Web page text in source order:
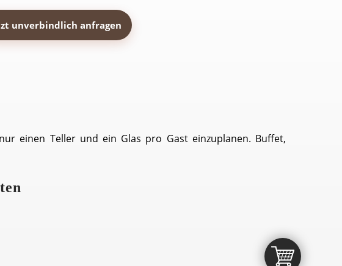
unverbindlich anfragen
einen Teller und ein Glas pro Gast einzuplanen. Buffet,